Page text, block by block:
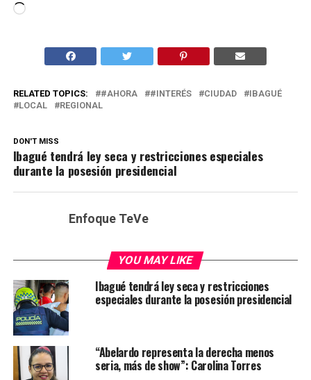
Cargando...
RELATED TOPICS: #AHORA #INTERÉS CIUDAD
IBAGUÉ
LOCAL
REGIONAL
DON'T MISS
Ibagué tendrá ley seca y restricciones especiales
durante la posesión presidencial
Enfoque TeVe
YOU MAY LIKE
Ibagué tendrá ley seca y restricciones
especiales durante la posesión presidencial
“Abelardo representa la derecha menos
seria, más de show”: Carolina Torres